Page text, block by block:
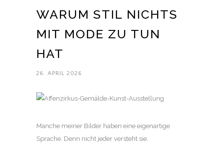
WARUM STIL NICHTS
MIT MODE ZU TUN
HAT
26. APRIL 2026
Manche meiner Bilder haben eine eigenartige
Sprache. Denn nicht jeder versteht sie.